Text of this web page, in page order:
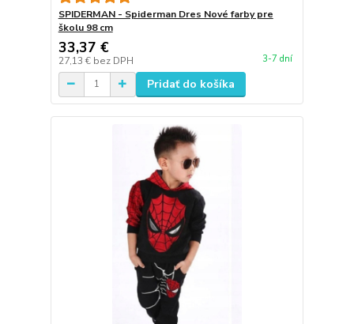
SPIDERMAN - Spiderman Dres Nové farby pre
školu 98 cm
33,37 €
27,13 € bez DPH 3-7 dní
Pridať do košíka